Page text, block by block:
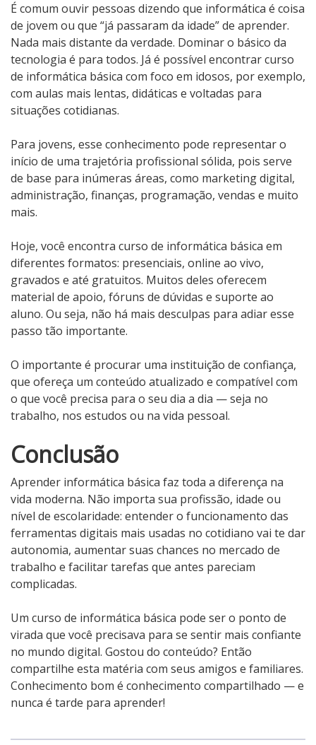
É comum ouvir pessoas dizendo que informática é coisa
de jovem ou que “já passaram da idade” de aprender.
Nada mais distante da verdade. Dominar o básico da
tecnologia é para todos. Já é possível encontrar curso
de informática básica com foco em idosos, por exemplo,
com aulas mais lentas, didáticas e voltadas para
situações cotidianas.
Para jovens, esse conhecimento pode representar o
início de uma trajetória profissional sólida, pois serve
de base para inúmeras áreas, como marketing digital,
administração, finanças, programação, vendas e muito
mais.
Hoje, você encontra curso de informática básica em
diferentes formatos: presenciais, online ao vivo,
gravados e até gratuitos. Muitos deles oferecem
material de apoio, fóruns de dúvidas e suporte ao
aluno. Ou seja, não há mais desculpas para adiar esse
passo tão importante.
O importante é procurar uma instituição de confiança,
que ofereça um conteúdo atualizado e compatível com
o que você precisa para o seu dia a dia — seja no
trabalho, nos estudos ou na vida pessoal.
Conclusão
Aprender informática básica faz toda a diferença na
vida moderna. Não importa sua profissão, idade ou
nível de escolaridade: entender o funcionamento das
ferramentas digitais mais usadas no cotidiano vai te dar
autonomia, aumentar suas chances no mercado de
trabalho e facilitar tarefas que antes pareciam
complicadas.
Um curso de informática básica pode ser o ponto de
virada que você precisava para se sentir mais confiante
no mundo digital. Gostou do conteúdo? Então
compartilhe esta matéria com seus amigos e familiares.
Conhecimento bom é conhecimento compartilhado — e
nunca é tarde para aprender!